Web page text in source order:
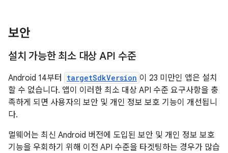
보안
설치 가능한 최소 대상 API 수준
Android 14부터 targetSdkVersion 이 23 미만인 앱은 설치
할 수 없습니다. 앱이 이러한 최소 대상 API 수준 요구사항을 충
족하게 되면 사용자의 보안 및 개인 정보 보호 기능이 개선됩니
다.
멀웨어는 최신 Android 버전에 도입된 보안 및 개인 정보 보호
기능을 우회하기 위해 이전 API 수준을 타겟팅하는 경우가 많습